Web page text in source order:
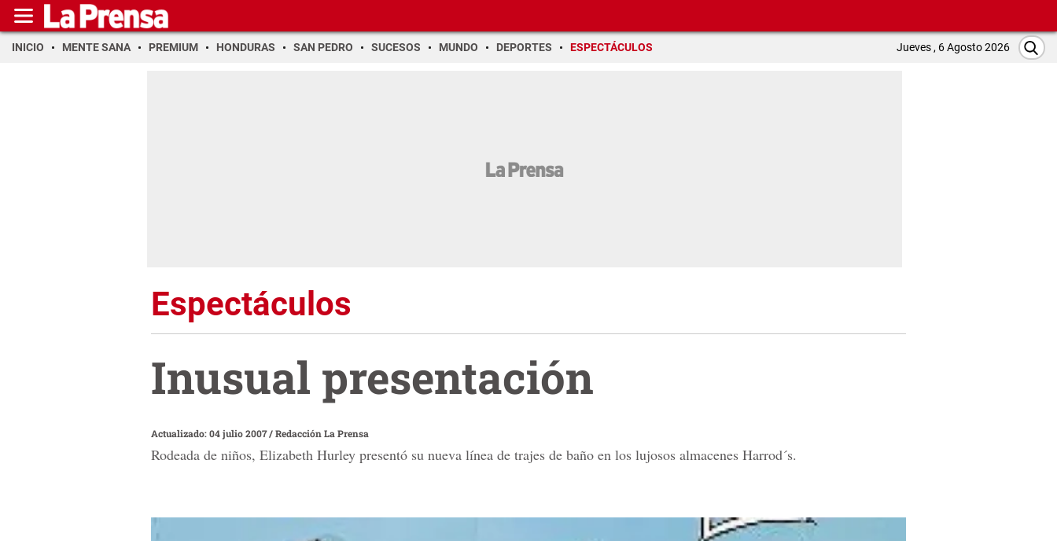
INICIO MENTE SANA PREMIUM HONDURAS SAN PEDRO SUCESOS MUNDO DEPORTES ESPECTÁCULOS Jueves , 6 Agosto 2026
Espectáculos
Inusual presentación
Actualizado: 04 julio 2007/Redacción La Prensa
Rodeada de niños, Elizabeth Hurley presentó su nueva línea de trajes de baño en los lujosos almacenes Harrod´s.